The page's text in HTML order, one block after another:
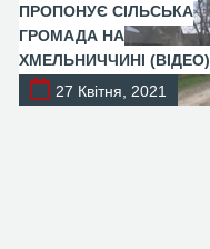
ПРОПОНУЄ СІЛЬСЬКА
ГРОМАДА НА
ХМЕЛЬНИЧЧИНІ (ВІДЕО)
27 Квітня, 2021